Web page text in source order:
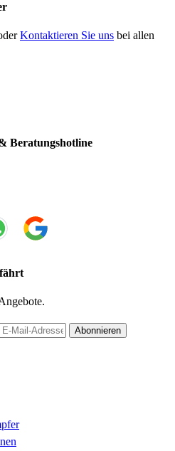
Kontaktieren Sie uns bei allen
Beratungshotline
Abonnieren